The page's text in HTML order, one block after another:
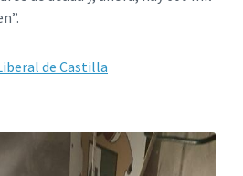
de Castilla